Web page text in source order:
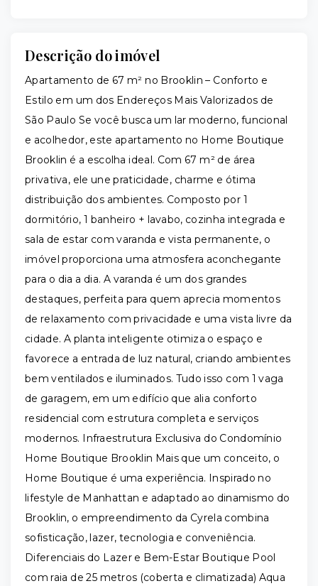
Descrição do imóvel
Apartamento de 67 m² no Brooklin – Conforto e
Estilo em um dos Endereços Mais Valorizados de
São Paulo Se você busca um lar moderno, funcional
e acolhedor, este apartamento no Home Boutique
Brooklin é a escolha ideal. Com 67 m² de área
privativa, ele une praticidade, charme e ótima
distribuição dos ambientes. Composto por 1
dormitório, 1 banheiro + lavabo, cozinha integrada e
sala de estar com varanda e vista permanente, o
imóvel proporciona uma atmosfera aconchegante
para o dia a dia. A varanda é um dos grandes
destaques, perfeita para quem aprecia momentos
de relaxamento com privacidade e uma vista livre da
cidade. A planta inteligente otimiza o espaço e
favorece a entrada de luz natural, criando ambientes
bem ventilados e iluminados. Tudo isso com 1 vaga
de garagem, em um edifício que alia conforto
residencial com estrutura completa e serviços
modernos. Infraestrutura Exclusiva do Condomínio
Home Boutique Brooklin Mais que um conceito, o
Home Boutique é uma experiência. Inspirado no
lifestyle de Manhattan e adaptado ao dinamismo do
Brooklin, o empreendimento da Cyrela combina
sofisticação, lazer, tecnologia e conveniência.
Diferenciais do Lazer e Bem-Estar Boutique Pool
com raia de 25 metros (coberta e climatizada) Aqua